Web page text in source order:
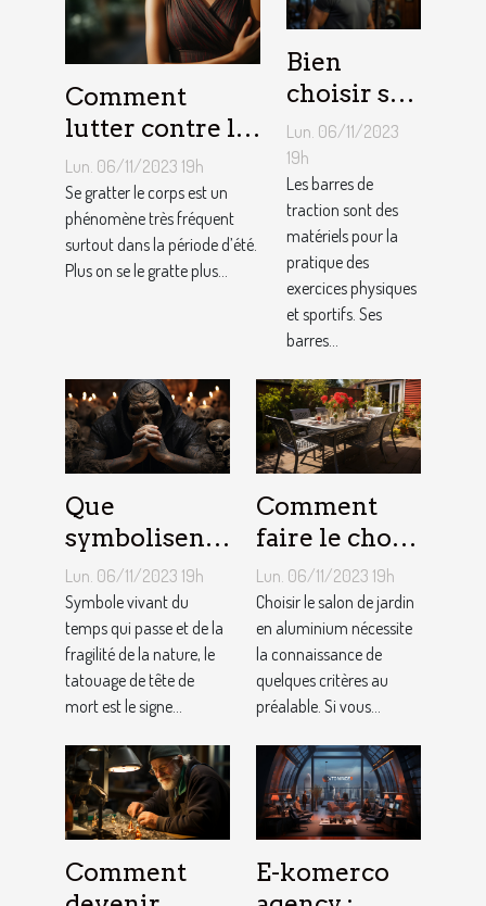
Comment
lutter contre la
démangeaison ?
Lun. 06/11/2023 19h
Se gratter le corps est un
phénomène très fréquent
surtout dans la période d’été.
Plus on se le gratte plus...
Bien
choisir sa
barre de
traction :
nos
conseils !
Lun. 06/11/2023
19h
Les barres de
traction sont des
matériels pour la
pratique des
exercices physiques
et sportifs. Ses
barres...
Que
symbolisent
les Tatouages
Têtes de
Mort ?
Lun. 06/11/2023 19h
Symbole vivant du
temps qui passe et de la
fragilité de la nature, le
tatouage de tête de
mort est le signe...
Comment
faire le choix
d’un salon de
jardin en
aluminium ?
Lun. 06/11/2023 19h
Choisir le salon de jardin
en aluminium nécessite
la connaissance de
quelques critères au
préalable. Si vous...
Comment
E-komerco